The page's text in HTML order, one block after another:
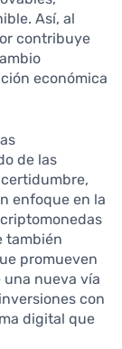
Así, al
contribuye
económica
de las
enfoque en la
también
promueven
una nueva vía
con
digital que